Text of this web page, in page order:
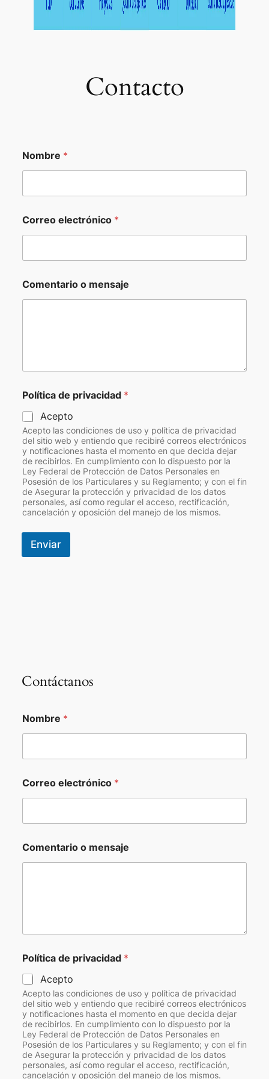
Contacto
Nombre *
Correo electrónico *
Comentario o mensaje
Política de privacidad *
Acepto
Acepto las condiciones de uso y política de privacidad
del sitio web y entiendo que recibiré correos electrónicos
y notificaciones hasta el momento en que decida dejar
de recibirlos. En cumplimiento con lo dispuesto por la
Ley Federal de Protección de Datos Personales en
Posesión de los Particulares y su Reglamento; y con el fin
de Asegurar la protección y privacidad de los datos
personales, así como regular el acceso, rectificación,
cancelación y oposición del manejo de los mismos.
Enviar
Contáctanos
Nombre *
Correo electrónico *
Comentario o mensaje
Política de privacidad *
Acepto
Acepto las condiciones de uso y política de privacidad
del sitio web y entiendo que recibiré correos electrónicos
y notificaciones hasta el momento en que decida dejar
de recibirlos. En cumplimiento con lo dispuesto por la
Ley Federal de Protección de Datos Personales en
Posesión de los Particulares y su Reglamento; y con el fin
de Asegurar la protección y privacidad de los datos
personales, así como regular el acceso, rectificación,
cancelación y oposición del manejo de los mismos.